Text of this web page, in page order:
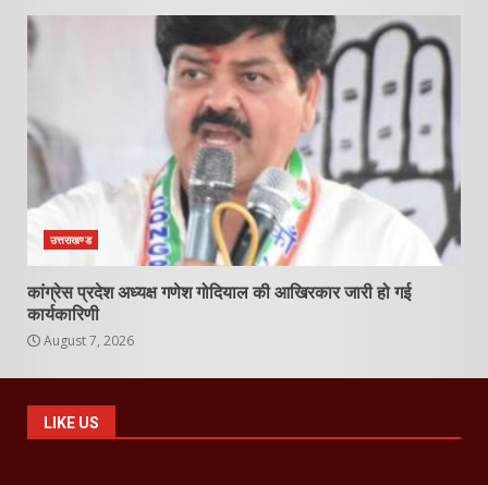
उत्तराखण्ड
कांग्रेस प्रदेश अध्यक्ष गणेश गोदियाल की आखिरकार जारी हो गई
कार्यकारिणी
August 7, 2026
LIKE US